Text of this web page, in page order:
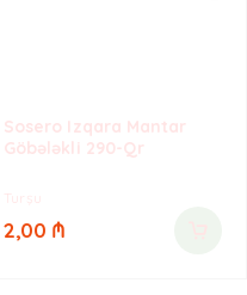
Sosero Izqara Mantar
Göbələkli 290-Qr
Turşu
2,00 ₼